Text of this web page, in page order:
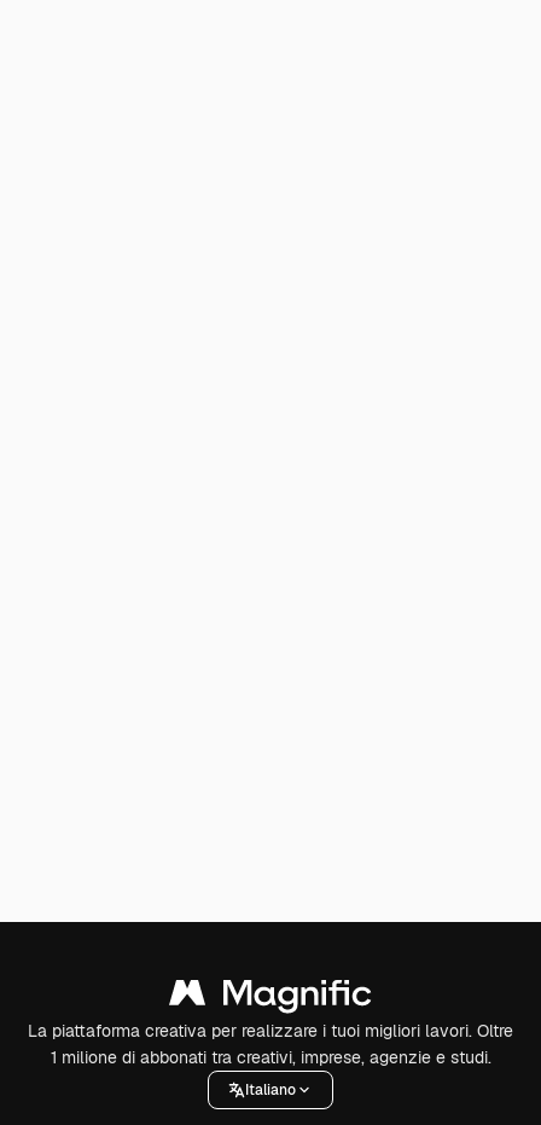
La piattaforma creativa per realizzare i tuoi migliori lavori. Oltre
1 milione di abbonati tra creativi, imprese, agenzie e studi.
Italiano